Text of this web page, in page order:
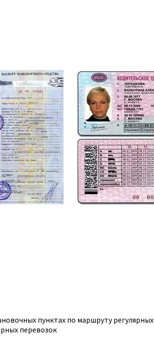
пунктах по маршруту регулярных
перевозок